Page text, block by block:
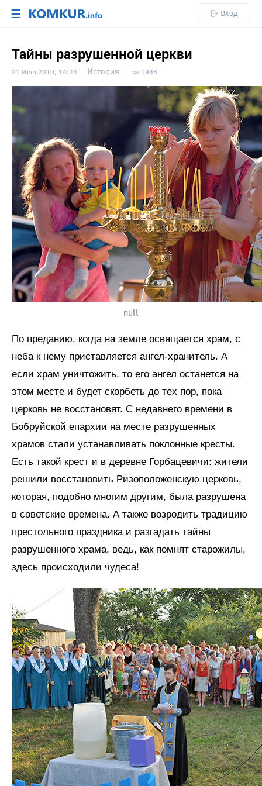
☰ Вход
Тайны разрушенной церкви
21 Июл 2010, 14:24 История 1948
null
По преданию, когда на земле освящается храм, с
неба к нему приставляется ангел-хранитель. А
если храм уничтожить, то его ангел останется на
этом месте и будет скорбеть до тех пор, пока
церковь не восстановят. С недавнего времени в
Бобруйской епархии на месте разрушенных
храмов стали устанавливать поклонные кресты.
Есть такой крест и в деревне Горбацевичи: жители
решили восстановить Ризоположенскую церковь,
которая, подобно многим другим, была разрушена
в советские времена. А также возродить традицию
престольного праздника и разгадать тайны
разрушенного храма, ведь, как помнят старожилы,
здесь происходили чудеса!